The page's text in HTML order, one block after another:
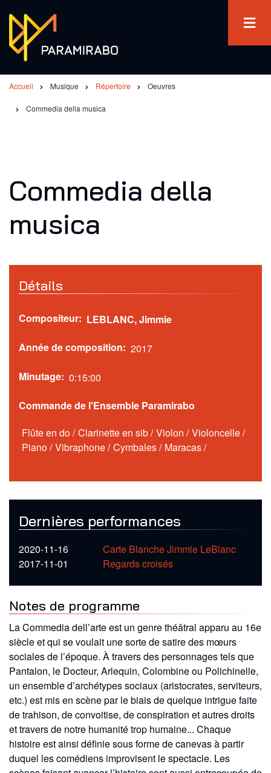
contenu
principal
Accueil Musique Répertoire Oeuvres
Commedia della musica
Commedia della
musica
Notes de programme
La Commedia dell’arte est un genre théâtral apparu au 16e
siècle et qui se voulait une sorte de satire des mœurs
sociales de l’époque. Àtravers des personnages tels que
Pantalon, le Docteur, Arlequin, Colombine ou Polichinelle,
un ensemble d’archétypes sociaux (aristocrates, serviteurs,
etc.) est mis en scène par le biais de quelque intrigue faite
de trahison, de convoitise, de conspiration et autresdroits
et travers de notre humanité trop humaine... Chaque
histoire est ainsi définie sous forme de canevas à partir
duquel les comédiens improvisent le spectacle. Les
Détails
Compositeur LEBLANC,Jimmie
Année de composition
2017
Minutage 0:15:00
Commande de l'Ensemble Paramirabo
Flûte en do/ Clarinette en sib/ Violon / Violoncelle/
Piano/ Vibraphone/ Cymbales/ Maracas/
Dernières performances
2020-11-16
Carte Blanche Jimmie LeBlanc
2017-11-01
Regards croisés